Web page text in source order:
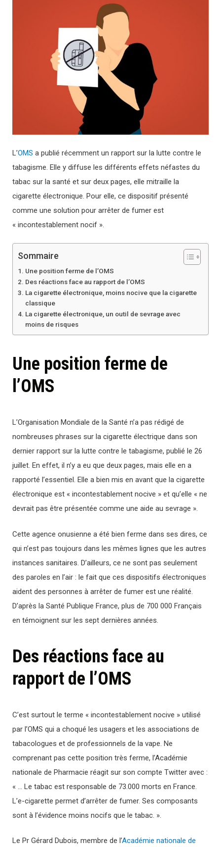
L’OMS a publié récemment un rapport sur la lutte contre le
tabagisme. Elle y diffuse les différents effets néfastes du
tabac sur la santé et sur deux pages, elle mitraille la
cigarette électronique. Pour elle, ce dispositif présenté
comme une solution pour arrêter de fumer est
« incontestablement nocif ».
Sommaire
Une position ferme de l’OMS
Des réactions face au rapport de l’OMS
La cigarette électronique, moins nocive que la cigarette
classique
La cigarette électronique, un outil de sevrage avec
moins de risques
Une position ferme de
l’OMS
L’Organisation Mondiale de la Santé n’a pas rédigé de
nombreuses phrases sur la cigarette électrique dans son
dernier rapport sur la lutte contre le tabagisme, publié le 26
juillet. En effet, il n’y a eu que deux pages, mais elle en a
rapporté l’essentiel. Elle a bien mis en avant que la cigarette
électronique est « incontestablement nocive » et qu’elle « ne
devrait pas être présentée comme une aide au sevrage ».
Cette agence onusienne a été bien ferme dans ses dires, ce
qui n’est pas toujours dans les mêmes lignes que les autres
instances sanitaires. D’ailleurs, ce ne sont pas seulement
des paroles en l’air : le fait que ces dispositifs électroniques
aident des personnes à arrêter de fumer est une réalité.
D’après la Santé Publique France, plus de 700 000 Français
en témoignent sur les sept dernières années.
Des réactions face au
rapport de l’OMS
C’est surtout le terme « incontestablement nocive » utilisé
par l’OMS qui a choqué les usagers et les associations de
tabacologues et de professionnels de la vape. Ne
comprenant pas cette position très ferme, l’Académie
nationale de Pharmacie réagit sur son compte Twitter avec :
« … Le tabac est responsable de 73.000 morts en France.
L’e-cigarette permet d’arrêter de fumer. Ses composants
sont à l’évidence moins nocifs que le tabac. ».
Le Pr Gérard Dubois, membre de l’Académie nationale de